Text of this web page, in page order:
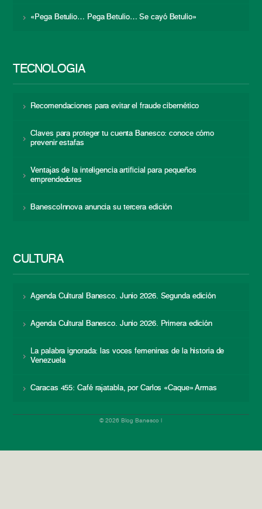
«Pega Betulio… Pega Betulio… Se cayó Betulio»
TECNOLOGÍA
Recomendaciones para evitar el fraude cibernético
Claves para proteger tu cuenta Banesco: conoce cómo
prevenir estafas
Ventajas de la inteligencia artificial para pequeños
emprendedores
BanescoInnova anuncia su tercera edición
CULTURA
Agenda Cultural Banesco. Junio 2026. Segunda edición
Agenda Cultural Banesco. Junio 2026. Primera edición
La palabra ignorada: las voces femeninas de la historia de
Venezuela
Caracas 455: Café rajatabla, por Carlos «Caque» Armas
© 2026 Blog Banesco |